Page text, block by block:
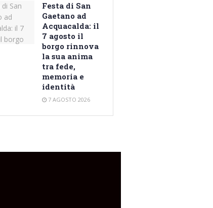
Festa di San
Gaetano ad
Acquacalda: il
7 agosto il
borgo rinnova
la sua anima
tra fede,
memoria e
identità
7 AGOSTO 2026